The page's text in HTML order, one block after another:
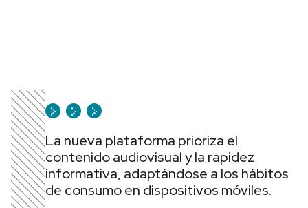
La nueva plataforma prioriza el
contenido audiovisual y la rapidez
informativa, adaptándose a los hábitos
de consumo en dispositivos móviles.